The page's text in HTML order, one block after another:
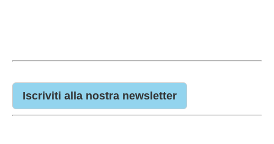
Iscriviti alla nostra newsletter